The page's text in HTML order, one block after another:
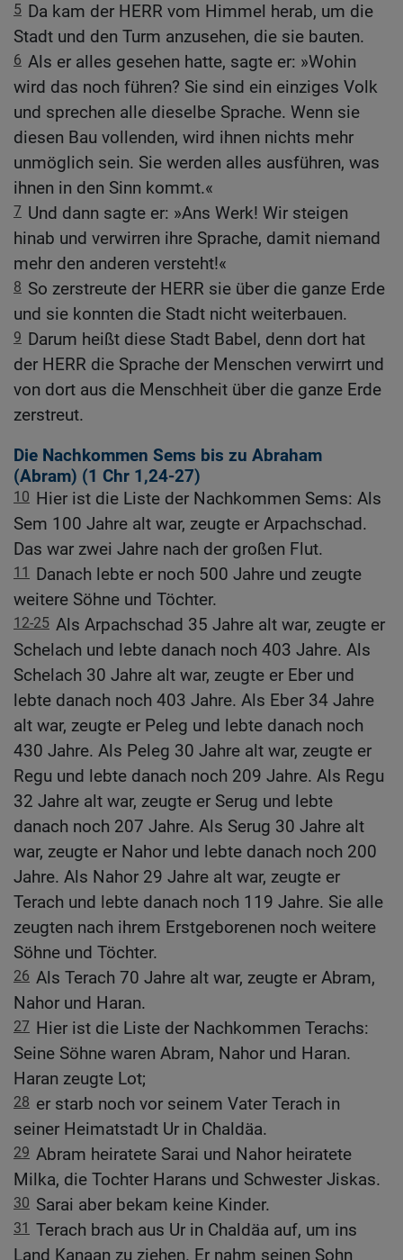
5 Da kam der HERR vom Himmel herab, um die
Stadt und den Turm anzusehen, die sie bauten.
6 Als er alles gesehen hatte, sagte er: »Wohin
wird das noch führen? Sie sind ein einziges Volk
und sprechen alle dieselbe Sprache. Wenn sie
diesen Bau vollenden, wird ihnen nichts mehr
unmöglich sein. Sie werden alles ausführen, was
ihnen in den Sinn kommt.«
7 Und dann sagte er: »Ans Werk! Wir steigen
hinab und verwirren ihre Sprache, damit niemand
mehr den anderen versteht!«
8 So zerstreute der HERR sie über die ganze Erde
und sie konnten die Stadt nicht weiterbauen.
9 Darum heißt diese Stadt Babel, denn dort hat
der HERR die Sprache der Menschen verwirrt und
von dort aus die Menschheit über die ganze Erde
zerstreut.
Die Nachkommen Sems bis zu Abraham
(Abram) (1 Chr 1,24-27)
10 Hier ist die Liste der Nachkommen Sems: Als
Sem 100 Jahre alt war, zeugte er Arpachschad.
Das war zwei Jahre nach der großen Flut.
11
Danach lebte er noch 500 Jahre und zeugte
weitere Söhne und Töchter.
12-25 Als Arpachschad 35 Jahre alt war, zeugte er
Schelach und lebte danach noch 403 Jahre. Als
Schelach 30 Jahre alt war, zeugte er Eber und
lebte danach noch 403 Jahre. Als Eber 34 Jahre
alt war, zeugte er Peleg und lebte danach noch
430 Jahre. Als Peleg 30 Jahre alt war, zeugte er
Regu und lebte danach noch 209 Jahre. Als Regu
32 Jahre alt war, zeugte er Serug und lebte
danach noch 207 Jahre. Als Serug 30 Jahre alt
war, zeugte er Nahor und lebte danach noch 200
Jahre. Als Nahor 29 Jahre alt war, zeugte er
Terach und lebte danach noch 119 Jahre. Sie alle
zeugten nach ihrem Erstgeborenen noch weitere
Söhne und Töchter.
26 Als Terach 70 Jahre alt war, zeugte er Abram,
Nahor und Haran.
27 Hier ist die Liste der Nachkommen Terachs:
Seine Söhne waren Abram, Nahor und Haran.
Haran zeugte Lot;
28 er starb noch vor seinem Vater Terach in
seiner Heimatstadt Ur in Chaldäa.
29 Abram heiratete Sarai und Nahor heiratete
Milka, die Tochter Harans und Schwester Jiskas.
30 Sarai aber bekam keine Kinder.
31 Terach brach aus Ur in Chaldäa auf, um ins
Land Kanaan zu ziehen. Er nahm seinen Sohn